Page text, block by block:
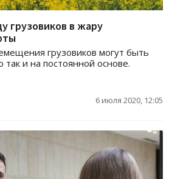
грузовиков в жару
грузовиков могут быть
и на постоянной основе.
6 июля 2020, 12:05